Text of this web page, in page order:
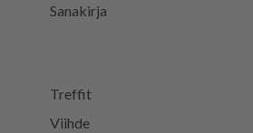
Treffit
Viihde
Sanakirja